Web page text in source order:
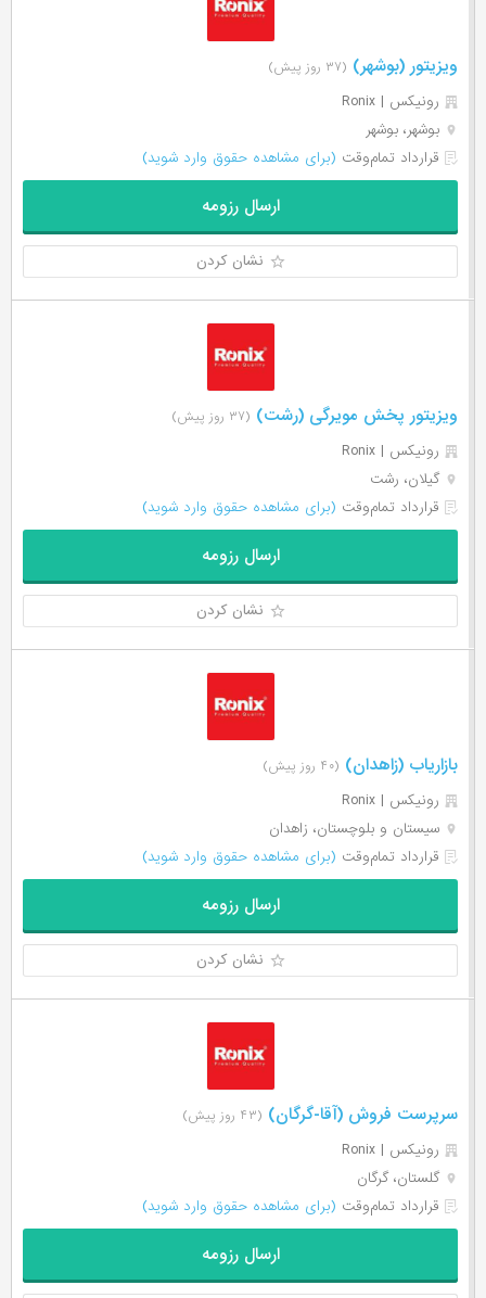
ویزیتور (بوشهر) (۳۷ روز پیش)
رونیکس | Ronix
بوشهر، بوشهر
قرارداد تمام‌وقت (برای مشاهده حقوق وارد شوید)
ارسال رزومه
نشان کردن
ویزیتور پخش مویرگی (رشت) (۳۷ روز پیش)
رونیکس | Ronix
گیلان، رشت
قرارداد تمام‌وقت (برای مشاهده حقوق وارد شوید)
ارسال رزومه
نشان کردن
بازاریاب (زاهدان) (۴۰ روز پیش)
رونیکس | Ronix
سیستان و بلوچستان، زاهدان
قرارداد تمام‌وقت (برای مشاهده حقوق وارد شوید)
ارسال رزومه
نشان کردن
سرپرست فروش (آقا-گرگان) (۴۳ روز پیش)
رونیکس | Ronix
گلستان، گرگان
قرارداد تمام‌وقت (برای مشاهده حقوق وارد شوید)
ارسال رزومه